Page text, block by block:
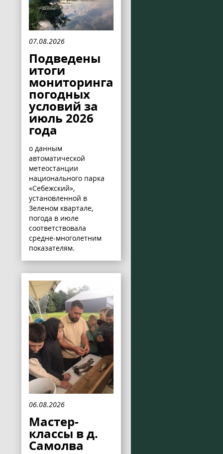
07.08.2026
Подведены
итоги
мониторинга
погодных
условий за
июль 2026
года
о данным
автоматической
метеостанции
национального парка
«Себежский»,
установленной в
Зеленом квартале,
погода в июле
соответствовала
средне-многолетним
показателям.
06.08.2026
Мастер-
классы в д.
Самолва